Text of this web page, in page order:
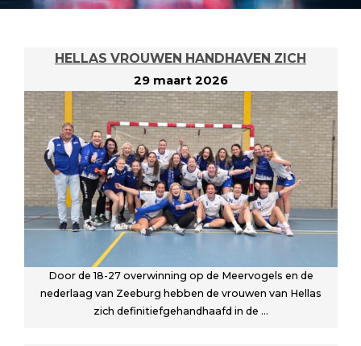
HELLAS VROUWEN HANDHAVEN ZICH
29 maart 2026
Door de 18-27 overwinning op de Meervogels en de
nederlaag van Zeeburg hebben de vrouwen van Hellas
zich definitiefgehandhaafd in de ...